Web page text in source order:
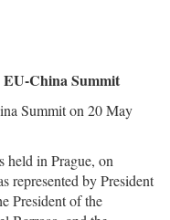
EU-China Summit
Summit on 20 May
held in Prague, on
represented by President
President of the